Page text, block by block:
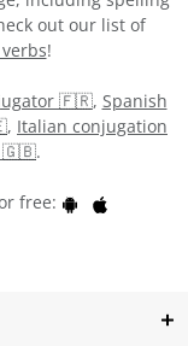
out our list of
!
🇫🇷, Spanish
, Italian conjugation
🇬🇧.
free: